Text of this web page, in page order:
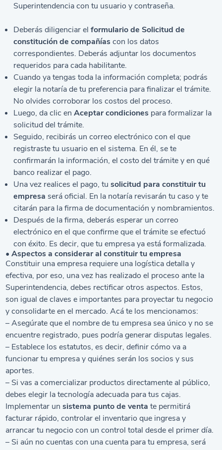
Superintendencia con tu usuario y contraseña.
Deberás diligenciar elformulario de Solicitud de
constitución de compañíascon los datos
correspondientes. Deberás adjuntar los documentos
requeridos para cada habilitante.
Cuando ya tengas toda la información completa; podrás
elegir la notaría de tu preferencia para finalizar el trámite.
No olvides corroborar los costos del proceso.
Luego, da clic enAceptar condiciones para formalizar la
solicitud del trámite.
Seguido, recibirás un correo electrónico con el que
registraste tu usuario en el sistema. En él, se te
confirmarán la información, el costo del trámite y en qué
banco realizar el pago.
Una vez realices el pago, tusolicitud para constituir tu
empresa será oficial. En la notaría revisarán tu caso y te
citarán para la firma de documentación y nombramientos.
Después de la firma, deberás esperar un correo
electrónico en el que confirme que el trámite se efectuó
con éxito. Es decir, que tu empresa ya está formalizada.
• Aspectos a considerar al constituir tu empresa
Constituir una empresa requiere una logística detalla y
efectiva, por eso, una vez has realizado el proceso ante la
Superintendencia, debes rectificar otros aspectos. Estos,
son igual de claves e importantes para proyectar tu negocio
y consolidarte en el mercado. Acá te los mencionamos:
– Asegúrate que el nombre de tu empresa sea único y no se
encuentre registrado, pues podría generar disputas legales.
– Establece los estatutos, es decir, definir cómo va a
funcionar tu empresa y quiénes serán los socios y sus
aportes.
– Si vas a comercializar productos directamente al público,
debes elegir la tecnología adecuada para tus cajas.
Implementar unsistema punto de venta te permitirá
facturar rápido, controlar el inventario que ingresa y
arrancar tu negocio con un control total desde el primer día.
– Si aún no cuentas con una cuenta para tu empresa, será